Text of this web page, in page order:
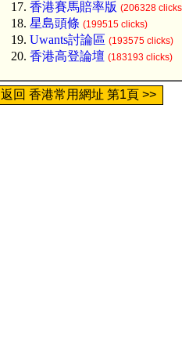
香港賽馬賠率版 (206328
星島頭條 (199515 clicks)
Uwants討論區 (193575 clicks)
香港高登論壇 (183193 clicks)
返回 香港常用網址 第1頁 >>